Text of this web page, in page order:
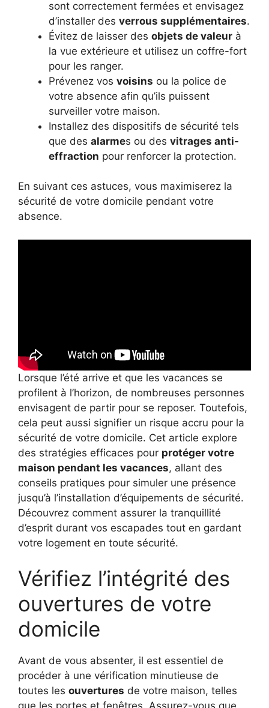
sont correctement fermées et envisagez
d’installer des verrous supplémentaires.
Évitez de laisser des objets de valeur à
la vue extérieure et utilisez un coffre-fort
pour les ranger.
Prévenez vos voisins ou la police de
votre absence afin qu’ils puissent
surveiller votre maison.
Installez des dispositifs de sécurité tels
que des alarmes ou des vitrages anti-
effraction pour renforcer la protection.
En suivant ces astuces, vous maximiserez la
sécurité de votre domicile pendant votre
absence.
Lorsque l’été arrive et que les vacances se
profilent à l’horizon, de nombreuses personnes
envisagent de partir pour se reposer. Toutefois,
cela peut aussi signifier un risque accru pour la
sécurité de votre domicile. Cet article explore
des stratégies efficaces pour protéger votre
maison pendant les vacances, allant des
conseils pratiques pour simuler une présence
jusqu’à l’installation d’équipements de sécurité.
Découvrez comment assurer la tranquillité
d’esprit durant vos escapades tout en gardant
votre logement en toute sécurité.
Vérifiez l’intégrité des
ouvertures de votre
domicile
Avant de vous absenter, il est essentiel de
procéder à une vérification minutieuse de
toutes les ouvertures de votre maison, telles